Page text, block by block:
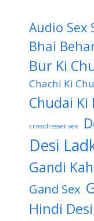
Audio Sex
Bhai
Bur Ki
Chachi Ki
Chudai Ki
crossdresser sex
Desi
Gandi
Gand Sex
Hindi